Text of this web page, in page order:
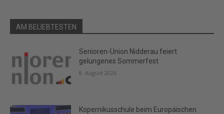
AM BELIEBTESTEN
Senioren-Union Nidderau feiert
gelungenes Sommerfest
8. August 2026
Kopernikusschule beim Europäischen